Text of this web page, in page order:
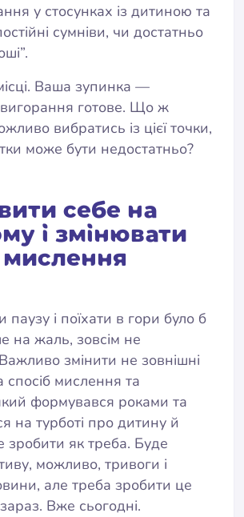
у стосунках із дитиною та
сумніви, чи достатньо
Ваша зупинка —
вигорання готове. Що ж
вибратись із цієї точки,
може бути недостатньо?
себе на
і змінювати
мислення
паузу і поїхати в гори було б
на жаль, зовсім не
змінити не зовнішні
спосіб мислення та
формувався роками та
на турботі про дитину й
зробити як треба. Буде
можливо, тривоги і
але треба зробити це
Вже сьогодні.